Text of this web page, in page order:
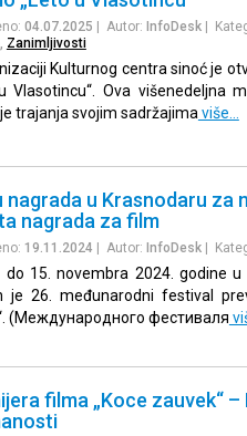
04.07.2025 | Autor: InfoDesk|
, Zanimljivosti
Kulturnog centra sinoć je
Vlasotincu“. Ova višenedeljna
trajanja svojim sadržajima više…
nagrada u Krasnodaru za
nagrada za film
19.11.2024 | Autor: InfoDesk|
do 15. novembra 2024. godine
je 26. međunarodni festival
(Международного фестиваля
filma „Koce zauvek“